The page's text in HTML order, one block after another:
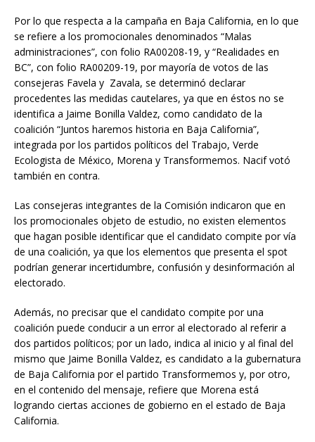
Por lo que respecta a la campaña en Baja California, en lo que
se refiere a los promocionales denominados “Malas
administraciones”, con folio RA00208-19, y “Realidades en
BC”, con folio RA00209-19, por mayoría de votos de las
consejeras Favela y Zavala, se determinó declarar
procedentes las medidas cautelares, ya que en éstos no se
identifica a Jaime Bonilla Valdez, como candidato de la
coalición “Juntos haremos historia en Baja California”,
integrada por los partidos políticos del Trabajo, Verde
Ecologista de México, Morena y Transformemos. Nacif votó
también en contra.
Las consejeras integrantes de la Comisión indicaron que en
los promocionales objeto de estudio, no existen elementos
que hagan posible identificar que el candidato compite por vía
de una coalición, ya que los elementos que presenta el spot
podrían generar incertidumbre, confusión y desinformación al
electorado.
Además, no precisar que el candidato compite por una
coalición puede conducir a un error al electorado al referir a
dos partidos políticos; por un lado, indica al inicio y al final del
mismo que Jaime Bonilla Valdez, es candidato a la gubernatura
de Baja California por el partido Transformemos y, por otro,
en el contenido del mensaje, refiere que Morena está
logrando ciertas acciones de gobierno en el estado de Baja
California.